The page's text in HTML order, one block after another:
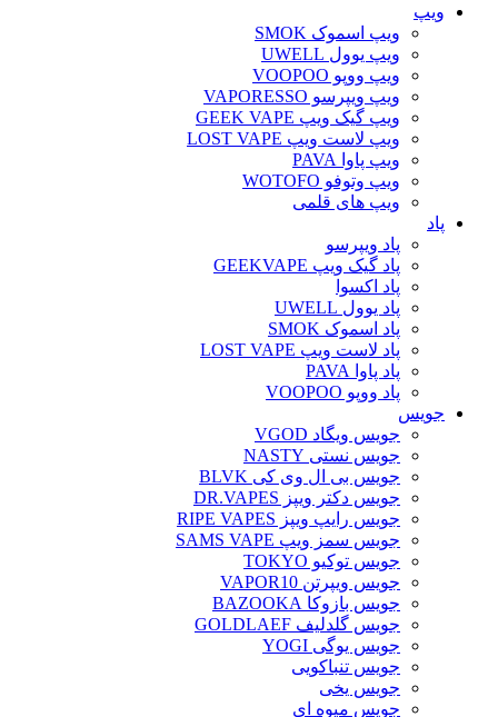
ویپ‌
ویپ اسموک SMOK
ویپ یوول UWELL
ویپ ووپو VOOPOO
ویپ ویپرسو VAPORESSO
ویپ گیک ویپ GEEK VAPE
ویپ لاست ویپ LOST VAPE
ویپ پاوا PAVA
ویپ وتوفو WOTOFO
ویپ های قلمی
پاد
پاد ویپرسو
پاد گیک ویپ GEEKVAPE
پاد اکسوا
پاد یوول UWELL
پاد اسموک SMOK
پاد لاست ویپ LOST VAPE
پاد پاوا PAVA
پاد ووپو VOOPOO
جویس‌
جویس ویگاد VGOD
جویس نستی NASTY
جویس بی ال وی کی BLVK
جویس دکتر ویپز DR.VAPES
جویس رایپ ویپز RIPE VAPES
جویس سمز ویپ SAMS VAPE
جویس توکیو TOKYO
جویس ویپرتن VAPOR10
جویس بازوکا BAZOOKA
جویس گلدلیف GOLDLAEF
جویس یوگی YOGI
جویس تنباکویی
جویس یخی
جویس میوه ای